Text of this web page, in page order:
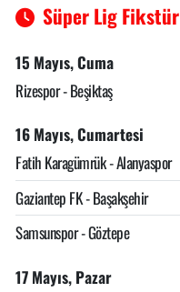
Süper Lig Fikstür
15 Mayıs, Cuma
Rizespor - Beşiktaş
16 Mayıs, Cumartesi
Fatih Karagümrük - Alanyaspor
Gaziantep FK - Başakşehir
Samsunspor - Göztepe
17 Mayıs, Pazar